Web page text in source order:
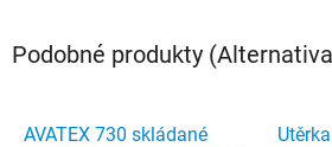
Podobné produkty
AVATEX 730 skládané